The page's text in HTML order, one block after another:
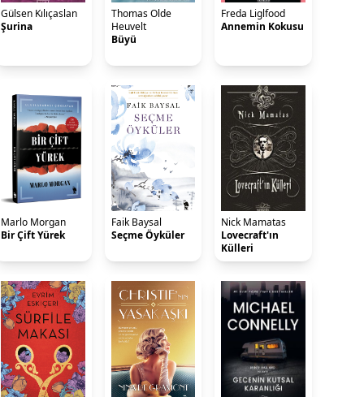
Gülsen Kılıçaslan
Şurina
Thomas Olde
Heuvelt
Büyü
Freda Liglfood
Annemin Kokusu
Marlo Morgan
Bir Çift Yürek
Faik Baysal
Seçme Öyküler
Nick Mamatas
Lovecraft'ın
Külleri